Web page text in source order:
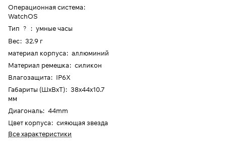
Операционная система:
WatchOS
Тип ? : умные часы
Вес: 32.9 г
материал корпуса: аллюминий
Материал ремешка: силикон
Влагозащита: IP6X
Габариты (ШхВхТ): 38x44x10.7
мм
Диагональ: 44mm
Цвет корпуса: сияющая звезда
Все характеристики